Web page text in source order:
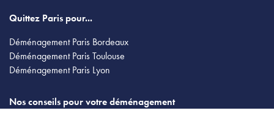
Quittez Paris pour...
Déménagement Paris Bordeaux
Déménagement Paris Toulouse
Déménagement Paris Lyon
Nos conseils pour votre déménagement